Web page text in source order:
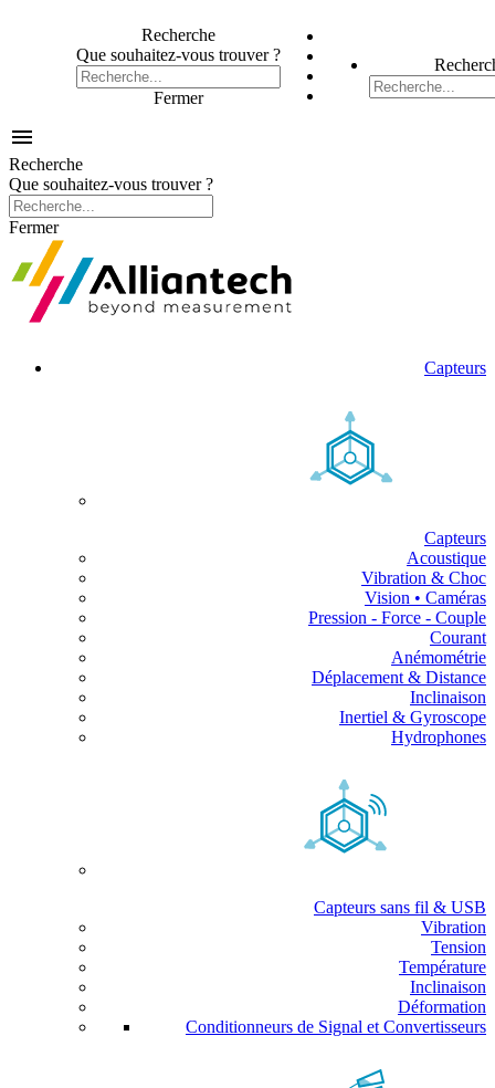
Recherche
Que souhaitez-vous trouver ?
Fermer

Recherche
Que souhaitez-vous trouver ?
Fermer
Capteurs
Capteurs
Acoustique
Vibration & Choc
Vision • Caméras
Pression - Force - Couple
Courant
Anémométrie
Déplacement & Distance
Inclinaison
Inertiel & Gyroscope
Hydrophones
Capteurs sans fil & USB
Vibration
Tension
Température
Inclinaison
Déformation
Conditionneurs de Signal et Convertisseurs